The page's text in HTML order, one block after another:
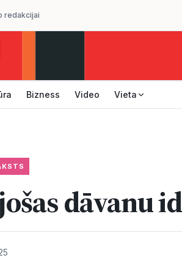
redakcijai
Bizness Video Vieta
dāvanu